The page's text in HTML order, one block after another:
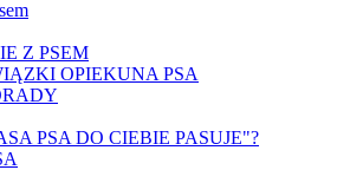
Z PSEM
OPIEKUNA PSA
PSA DO CIEBIE PASUJE"?